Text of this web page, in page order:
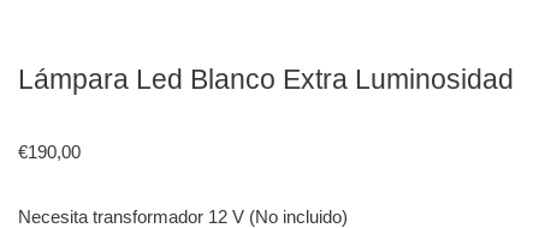
Lámpara Led Blanco Extra Luminosidad
€190,00
Necesita transformador 12 V (No incluido)